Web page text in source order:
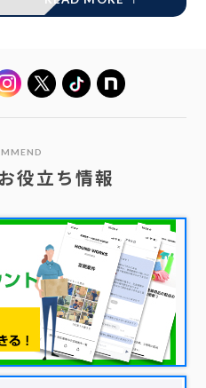
役立ち情報